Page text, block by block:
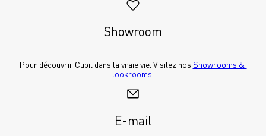
Showroom
Pour découvrir Cubit dans la vraie vie. Visitez nos Showrooms &
lookrooms
E-mail